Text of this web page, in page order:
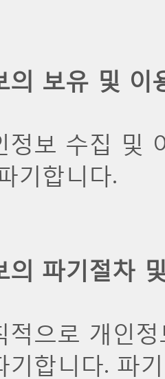
의 보유 및 이
정보 수집 및
기합니다.
의 파기절차
적으로 개인
기합니다. 파